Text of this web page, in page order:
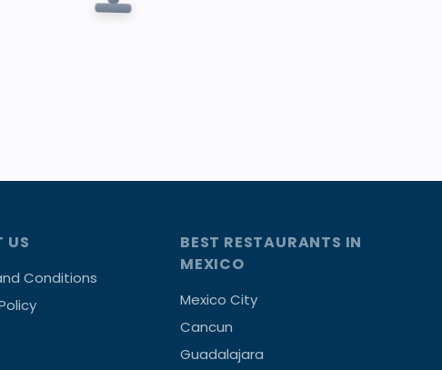
US
Conditions
BEST RESTAURANTS IN
MEXICO
Mexico City
Cancun
Guadalajara